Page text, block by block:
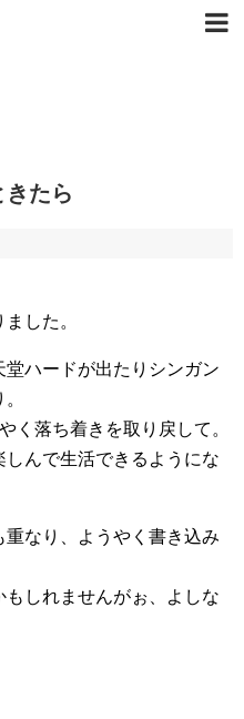
たら
した。
ハードが出たりシンガン
く落ち着きを取り戻して。
んで生活できるようにな
なり、ようやく書き込み
しれませんがぉ、よしな